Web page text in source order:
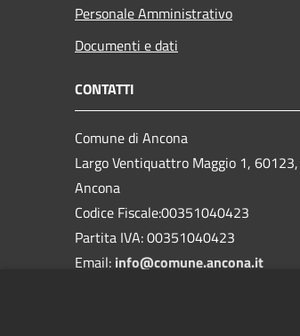
Personale Amministrativo
Documenti e dati
CONTATTI
Comune di Ancona
Largo Ventiquattro Maggio 1, 60123,
Ancona
Codice Fiscale:00351040423
Partita IVA: 00351040423
Email: info@comune.ancona.it